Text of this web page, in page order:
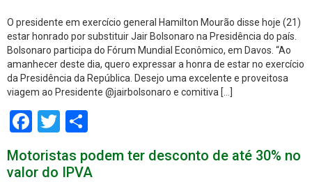
O presidente em exercício general Hamilton Mourão disse hoje (21)
estar honrado por substituir Jair Bolsonaro na Presidência do país.
Bolsonaro participa do Fórum Mundial Econômico, em Davos. “Ao
amanhecer deste dia, quero expressar a honra de estar no exercício
da Presidência da República. Desejo uma excelente e proveitosa
viagem ao Presidente @jairbolsonaro e comitiva […]
Facebook
Twitter
Motoristas podem ter desconto de até 30% no
valor do IPVA